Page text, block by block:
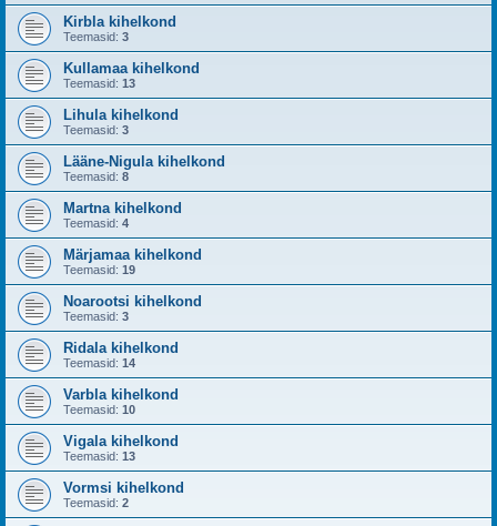
Kirbla kihelkond
Teemasid: 3
Kullamaa kihelkond
Teemasid: 13
Lihula kihelkond
Teemasid: 3
Lääne-Nigula kihelkond
Teemasid: 8
Martna kihelkond
Teemasid: 4
Märjamaa kihelkond
Teemasid: 19
Noarootsi kihelkond
Teemasid: 3
Ridala kihelkond
Teemasid: 14
Varbla kihelkond
Teemasid: 10
Vigala kihelkond
Teemasid: 13
Vormsi kihelkond
Teemasid: 2